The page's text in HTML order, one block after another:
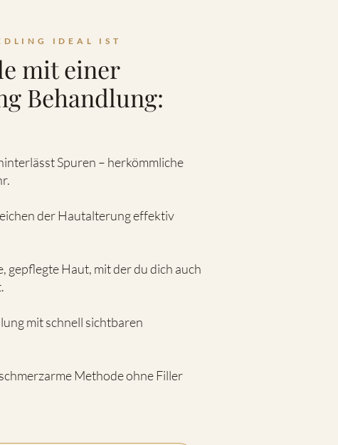
IDEAL IST
mit einer
Behandlung:
Spuren – herkömmliche
der Hautalterung effektiv
gepflegte Haut, mit der du dich auch
mit schnell sichtbaren
Methode ohne Filler